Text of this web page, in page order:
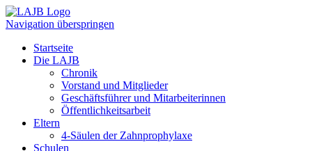
Navigation überspringen
Startseite
Die LAJB
Chronik
Vorstand und Mitglieder
Geschäftsführer und Mitarbeiterinnen
Öffentlichkeitsarbeit
Eltern
4-Säulen der Zahnprophylaxe
Schulen